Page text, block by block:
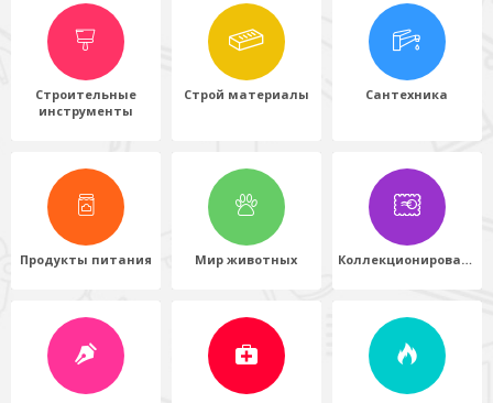
Строительные
инструменты
Строй материалы Сантехника
Продукты питания Мир животных Коллекционирование